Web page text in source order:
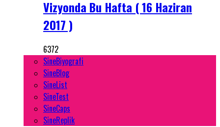
Vizyonda Bu Hafta ( 16 Haziran
2017 )
6372
SineBiyografi
SineBlog
SineList
SineTest
SineCaps
SineReplik